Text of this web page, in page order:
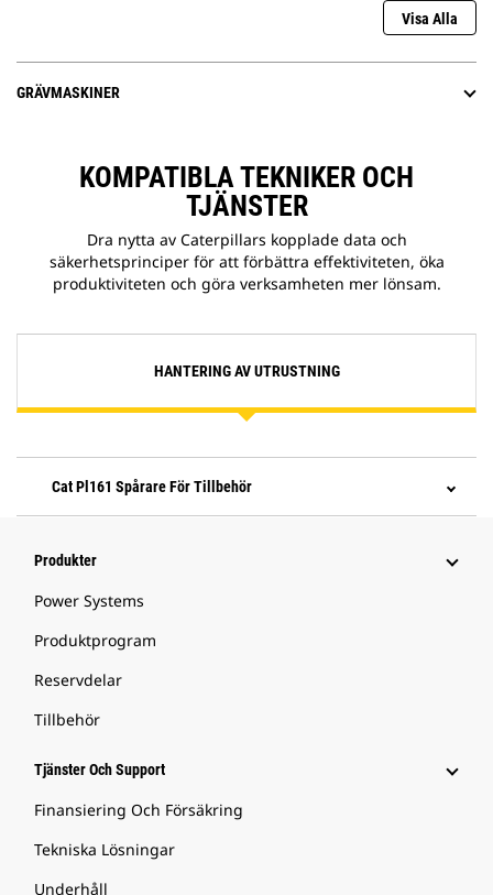
Visa Alla
GRÄVMASKINER
KOMPATIBLA TEKNIKER OCH
TJÄNSTER
Dra nytta av Caterpillars kopplade data och
säkerhetsprinciper för att förbättra effektiviteten, öka
produktiviteten och göra verksamheten mer lönsam.
HANTERING AV UTRUSTNING
Cat Pl161 Spårare För Tillbehör
Produkter
Power Systems
Produktprogram
Reservdelar
Tillbehör
Tjänster Och Support
Finansiering Och Försäkring
Tekniska Lösningar
Underhåll